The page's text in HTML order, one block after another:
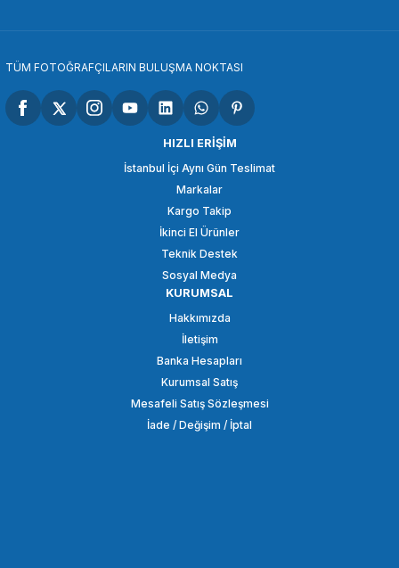
Insta360
Insta360 Ace Pro 2 Cep Yazıcısı
Insta360 Ace Pro 2 Classic Leather Case
TÜM FOTOĞRAFÇILARIN BULUŞMA NOKTASI
HIZLI ERİŞİM
İstanbul İçi Aynı Gün Teslimat
Markalar
Kargo Takip
İkinci El Ürünler
Teknik Destek
Sosyal Medya
KURUMSAL
Hakkımızda
İletişim
Banka Hesapları
Kurumsal Satış
Mesafeli Satış Sözleşmesi
İade / Değişim / İptal